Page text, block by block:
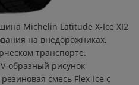
Michelin Latitude X-Ice XI2
на внедорожниках,
транспорте.
образный рисунок
смесь Flex-Ice с